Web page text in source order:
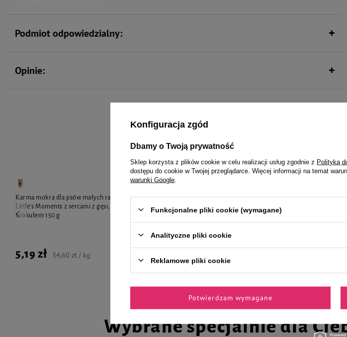
Podmiot odpowiedzialny:
Opinie:
To także ucieszy
Karma mokra dla psów małych ras Luger's
Little's Moments z sercami z gęsi, ziemniakiem i
brokułem 150 g
5,19 zł 34,60 zł / kg
Przysmaki funkcjonalne dla psa wspomagające
stawy 7 szt.
Wybrane specjalnie dla
Konfiguracja zgód
Dbamy o Twoją prywatność
Sklep korzysta z plików cookie w celu realizacji usług zgodnie z Polityką
dostępu do cookie w Twojej przeglądarce. Więcej informacji na temat
warunki Google
Funkcjonalne pliki cookie (wymagane)
Analityczne pliki cookie
Reklamowe pliki cookie
Potwierdzam wymagane